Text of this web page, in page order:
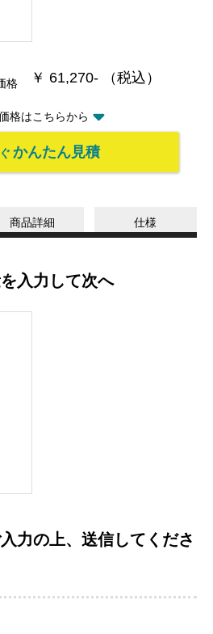
格 ￥ 61,270- （税込）
格はこちらから
かんたん見積
商品詳細 仕様
入力して次へ
力の上、送信してくださ